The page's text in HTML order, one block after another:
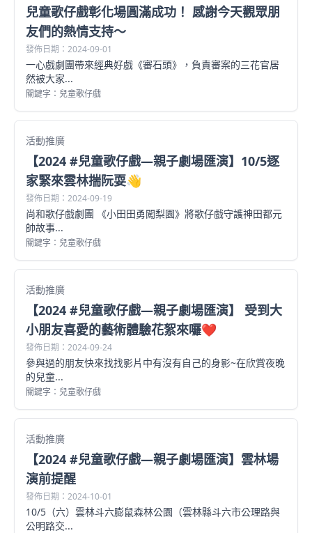
兒童歌仔戲彰化場圓滿成功！ 感謝今天觀眾朋
友們的熱情支持～
發佈日期：2024-09-01
一心戲劇團帶來經典好戲《審石頭》，負責審案的三花官居
然被大家...
關鍵字：兒童歌仔戲
活動推廣
【2024 #兒童歌仔戲—親子劇場匯演】10/5逐
家緊來雲林揣阮耍👋
發佈日期：2024-09-19
尚和歌仔戲劇團 《小田田勇闖梨園》將歌仔戲守護神田都元
帥故事...
關鍵字：兒童歌仔戲
活動推廣
【2024 #兒童歌仔戲—親子劇場匯演】 受到大
小朋友喜愛的藝術體驗花絮來囉❤️
發佈日期：2024-09-24
參與過的朋友快來找找影片中有沒有自己的身影~在欣賞夜晚
的兒童...
關鍵字：兒童歌仔戲
活動推廣
【2024 #兒童歌仔戲—親子劇場匯演】雲林場
演前提醒
發佈日期：2024-10-01
10/5（六）雲林斗六膨鼠森林公園（雲林縣斗六市公理路與
公明路交...